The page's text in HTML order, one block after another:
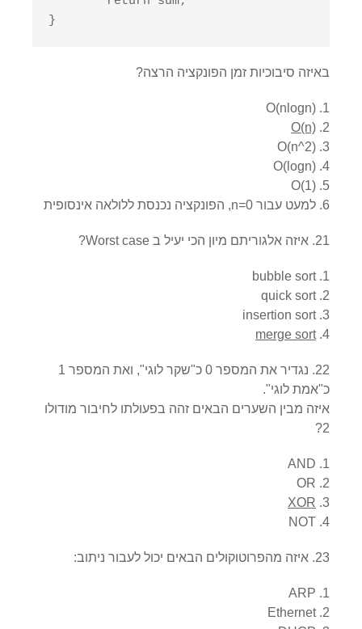
}
באיזה סיבוכיות זמן הפונקציה הרצה?
O(nlogn)
O(n)
O(n^2)
O(logn)
O(1)
למעט עבור n=0, הפונקציה נכנסת ללולאה אינסופית
21. איזה אלגוריתם מיון הכי יעיל ב Worst case?
bubble sort
quick sort
insertion sort
merge sort
22. נגדיר את המספר 0 כ"שקר לוגי", ואת המספר 1
כ"אמת לוגי".
איזה מבין השערים הבאים זהה בפעולתו לחיבור מודולו
2?
AND
OR
XOR
NOT
23. איזה מהפרוטוקולים הבאים יכול לעבור ניתוב:
ARP
Ethernet